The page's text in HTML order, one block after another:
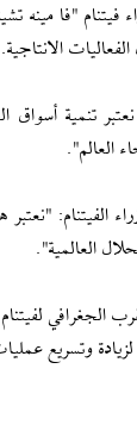
فيتنام "فا مينه
الانتاجية.
تنمية أسواق
العالم".
"نعتبر
العالمية".
الجغرافي
لزيادة وتسريع